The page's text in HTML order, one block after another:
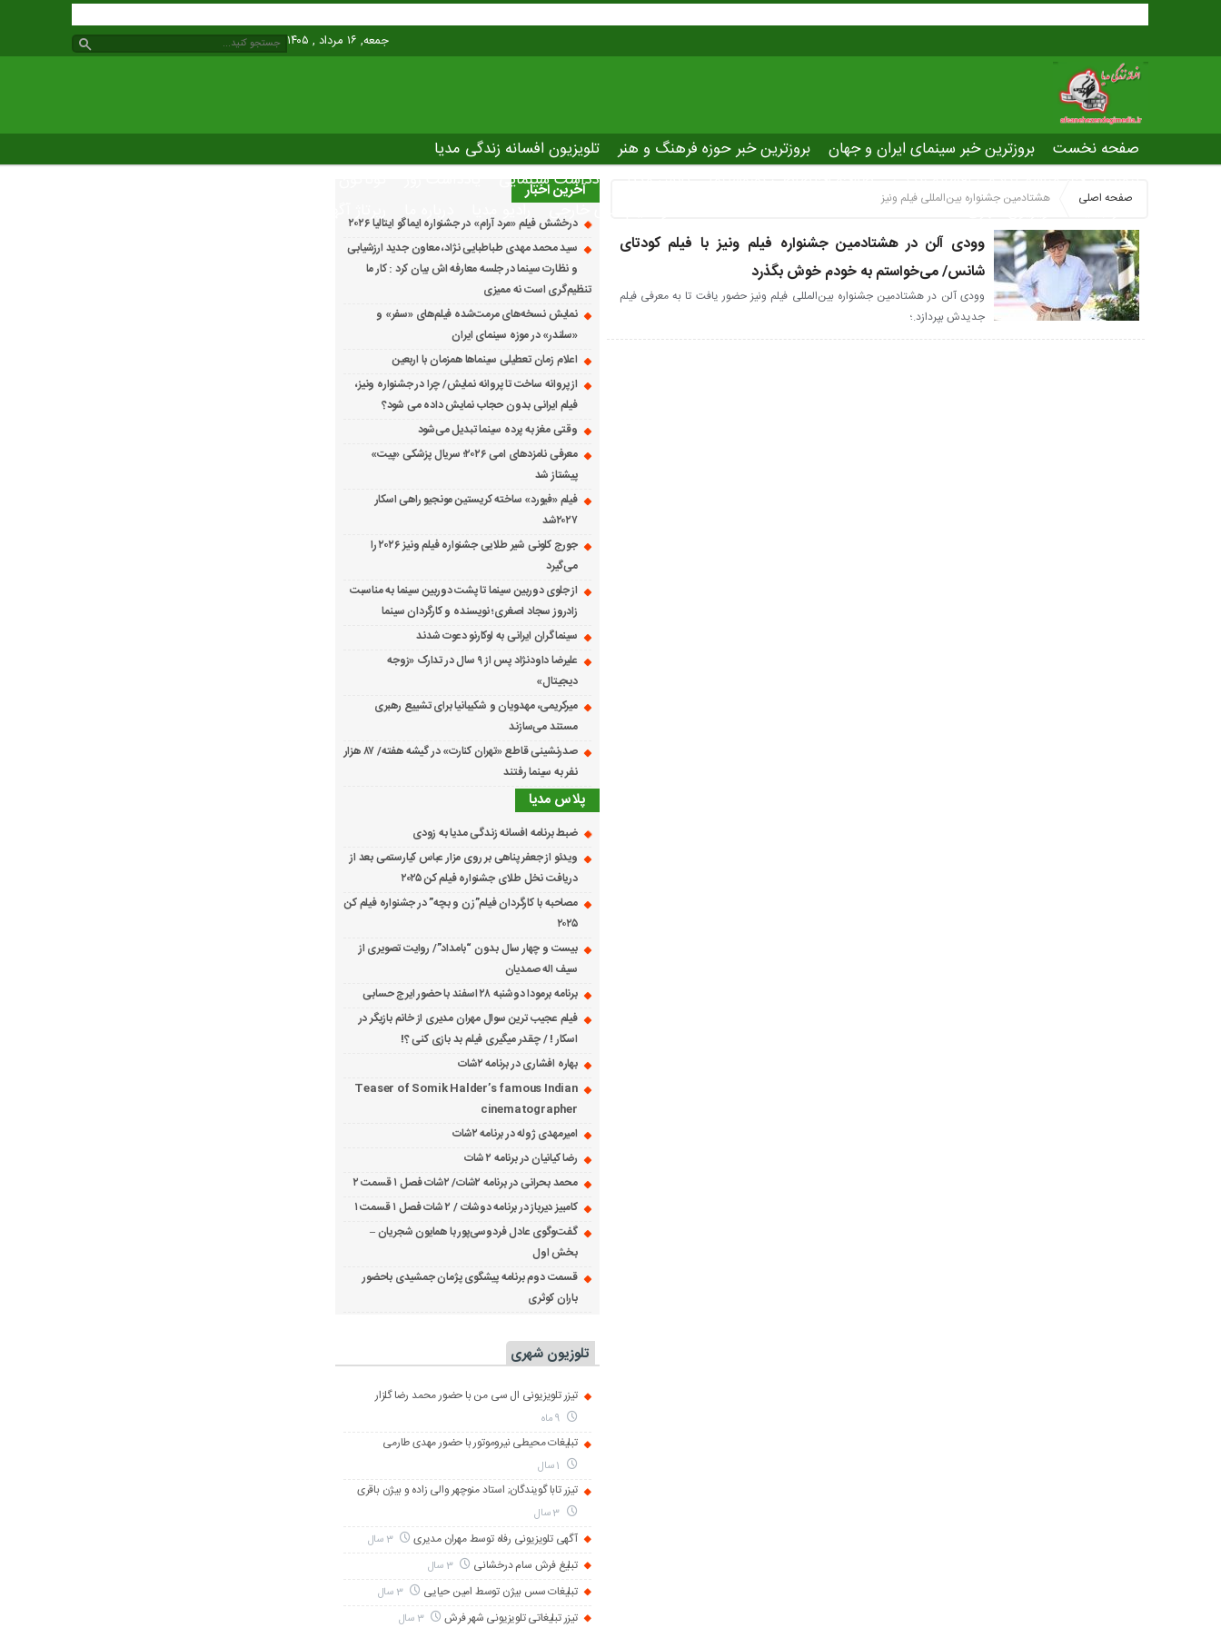
جمعه, ۱۶ مرداد , ۱۴۰۵
صفحه نخست بروزترین خبر سینمای ایران و جهان بروزترین خبر حوزه فرهنگ و هنر
تلویزیون افسانه زندگی مدیا
یادداشت سینمایی
عصر جدید
تلویزیون شهری The latest news of world cinema دانلود فیلم های خارجی رادیو مدیا درباره ما صفحه اصلی هشتادمین جشنواره بین‌المللی فیلم ونیز
وودی آلن در هشتادمین جشنواره فیلم ونیز با فیلم کودتای
شانس/ می‌خواستم به خودم خوش بگذرد
وودی آلن در هشتادمین جشنواره بین‌المللی فیلم ونیز حضور یافت تا به معرفی فیلم
جدیدش بپردازد.؛
آخرین اخبار
درخشش فیلم «مرد آرام» در جشنواره ایماگو ایتالیا ۲۰۲۶
سید محمد مهدی طباطبایی نژاد، معاون جدید ارزشیابی
و نظارت سینما در جلسه معارفه اش بیان کرد : کار ما
تنظیم‌گری است نه ممیزی
نمایش نسخه‌های مرمت‌شده فیلم‌های «سفر» و
«سلندر» در موزه سینمای ایران
اعلام زمان تعطیلی سینماها همزمان با اربعین
از پروانه ساخت تا پروانه نمایش/ چرا در جشنواره ونیز،
فیلم ایرانی بدون حجاب نمایش داده می شود؟
وقتی مغز به پرده سینما تبدیل می‌شود
معرفی نامزدهای امی ۲۰۲۶؛ سریال پزشکی «پیت»
پیشتاز شد
فیلم «فیورد» ساخته کریستین مونجیو راهی اسکار
۲۰۲۷شد
جورج کلونی شیر طلایی جشنواره فیلم ونیز ۲۰۲۶ را
می‌گیرد
از جلوی دوربین سینما تا پشت دوربین سینما به مناسبت
زادروز سجاد اصغری؛ نویسنده و کارگردان سینما
سینماگران ایرانی به لوکارنو دعوت شدند
علیرضا داودنژاد پس از ۹ سال در تدارک «زوجه
دیجیتال»
میرکریمی، مهدویان و شکیبانیا برای تشییع رهبری
مستند می‌سازند
صدرنشینی قاطع «تهران کنارت» در گیشه هفته/ ۸۷ هزار
نفر به سینما رفتند
پلاس مدیا
ضبط برنامه افسانه زندگی مدیا به زودی
ویدئو از جعفر پناهی بر روی مزار عباس کیارستمی بعد از
دریافت نخل طلای جشنواره فیلم کن ۲۰۲۵
مصاحبه با کارگردان فیلم”زن و بچه” در جشنواره فیلم کن
۲۰۲۵
بیست و چهار سال بدون “بامداد”/ روایت تصویری از
سیف اله صمدیان
برنامه برمودا دوشنبه ۲۸ اسفند با حضور ایرج حسابی
فیلم عجیب ترین سوال مهران مدیری از خانم بازیگر در
اسکار ! / چقدر میگیری فیلم بد بازی کنی ؟!
بهاره افشاری در برنامه ۲شات
Teaser of Somik Halder’s famous Indian
cinematographer
امیرمهدی ژوله در برنامه ۲شات
رضا کیانیان در برنامه ۲ شات
محمد بحرانی در برنامه ۲شات/ ۲شات فصل ۱ قسمت ۲
کامبیز دیرباز در برنامه دوشات / ۲ شات فصل ۱ قسمت ۱
گفت‌وگوی عادل فردوسی‌پور با همایون شجریان –
بخش اول
قسمت دوم برنامه پیشگوی پژمان جمشیدی باحضور
باران کوثری
تلوزیون شهری
تیزر تلویزیونی ال سی من با حضور محمد رضا گلزار
تبلیغات محیطی نیروموتور با حضور مهدی طارمی
تیزر تابا گویندگان; استاد منوچهر والی زاده و بیژن باقری
آگهی تلویزیونی رفاه توسط مهران مدیری 3 سال
تبلیغ فرش سام درخشانی 3 سال
تبلیغات سس بیژن توسط امین حیایی 3 سال
تیزر تبلیغاتی تلویزیونی شهر فرش 3 سال